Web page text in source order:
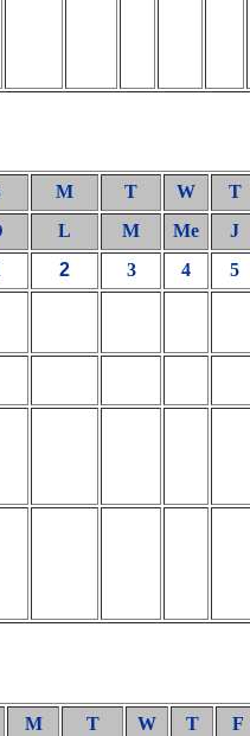
M T W
T
L M Me
J
2 3 4 5
M T W T
F